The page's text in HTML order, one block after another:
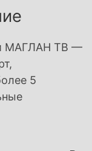
МАГЛАН ТВ —
5